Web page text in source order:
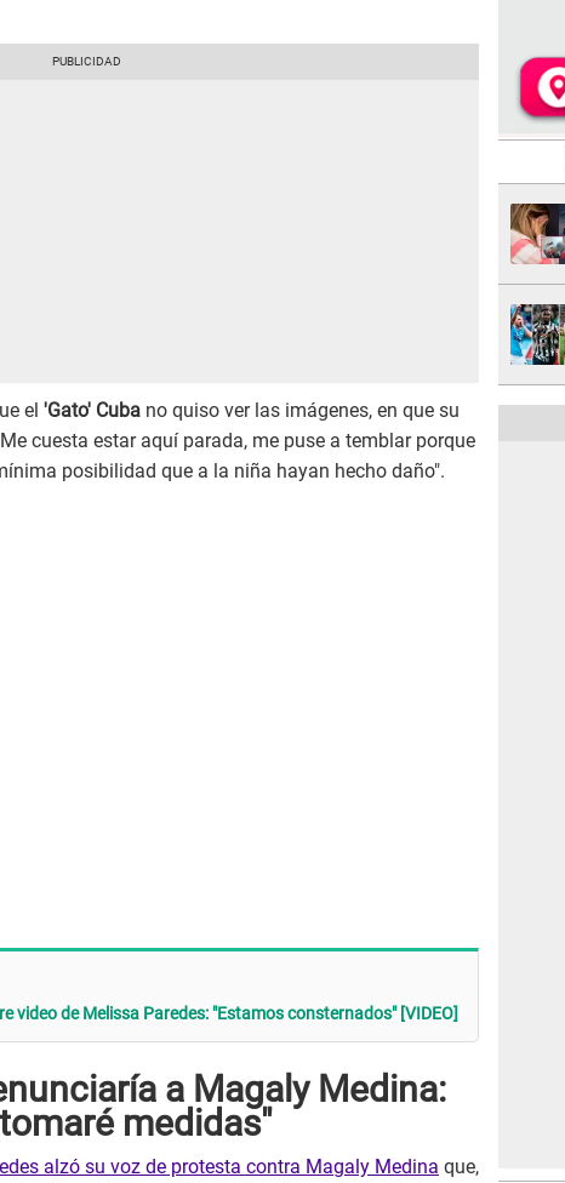
el 'Gato' Cuba no quiso ver las imágenes, en que su
cuesta estar aquí parada, me puse a temblar porque
posibilidad que a la niña hayan hecho daño".
video de Melissa Paredes: "Estamos consternados" [VIDEO]
a Magaly Medina:
medidas"
alzó su voz de protesta contra Magaly Medina que,